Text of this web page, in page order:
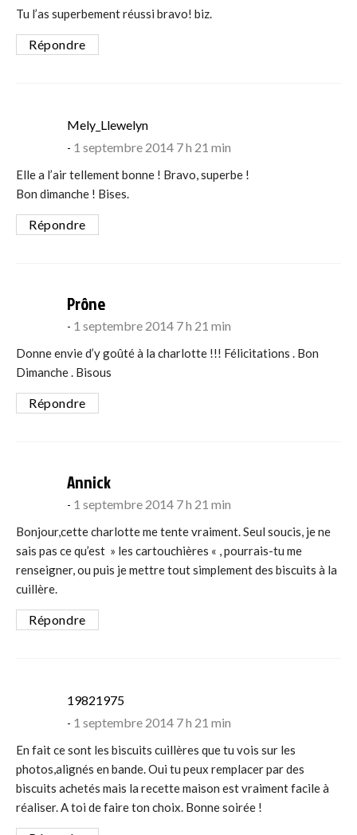
Tu l’as superbement réussi bravo! biz.
Répondre
Mely_Llewelynsays:
1 septembre 2014 7 h 21 min
Elle a l’air tellement bonne ! Bravo, superbe !
Bon dimanche ! Bises.
Répondre
Prônesays:
1 septembre 2014 7 h 21 min
Donne envie d’y goûté à la charlotte !!! Félicitations . Bon
Dimanche . Bisous
Répondre
Annicksays:
1 septembre 2014 7 h 21 min
Bonjour,cette charlotte me tente vraiment. Seul soucis, je ne
sais pas ce qu’est » les cartouchières « , pourrais-tu me
renseigner, ou puis je mettre tout simplement des biscuits à la
cuillère.
Répondre
19821975says:
1 septembre 2014 7 h 21 min
En fait ce sont les biscuits cuillères que tu vois sur les
photos,alignés en bande. Oui tu peux remplacer par des
biscuits achetés mais la recette maison est vraiment facile à
réaliser. A toi de faire ton choix. Bonne soirée !